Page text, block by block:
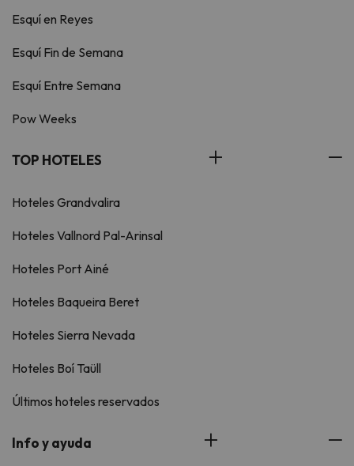
Esquí en Reyes
Esquí Fin de Semana
Esquí Entre Semana
Pow Weeks
TOP HOTELES
Hoteles Grandvalira
Hoteles Vallnord Pal-Arinsal
Hoteles Port Ainé
Hoteles Baqueira Beret
Hoteles Sierra Nevada
Hoteles Boí Taüll
Últimos hoteles reservados
Info y ayuda